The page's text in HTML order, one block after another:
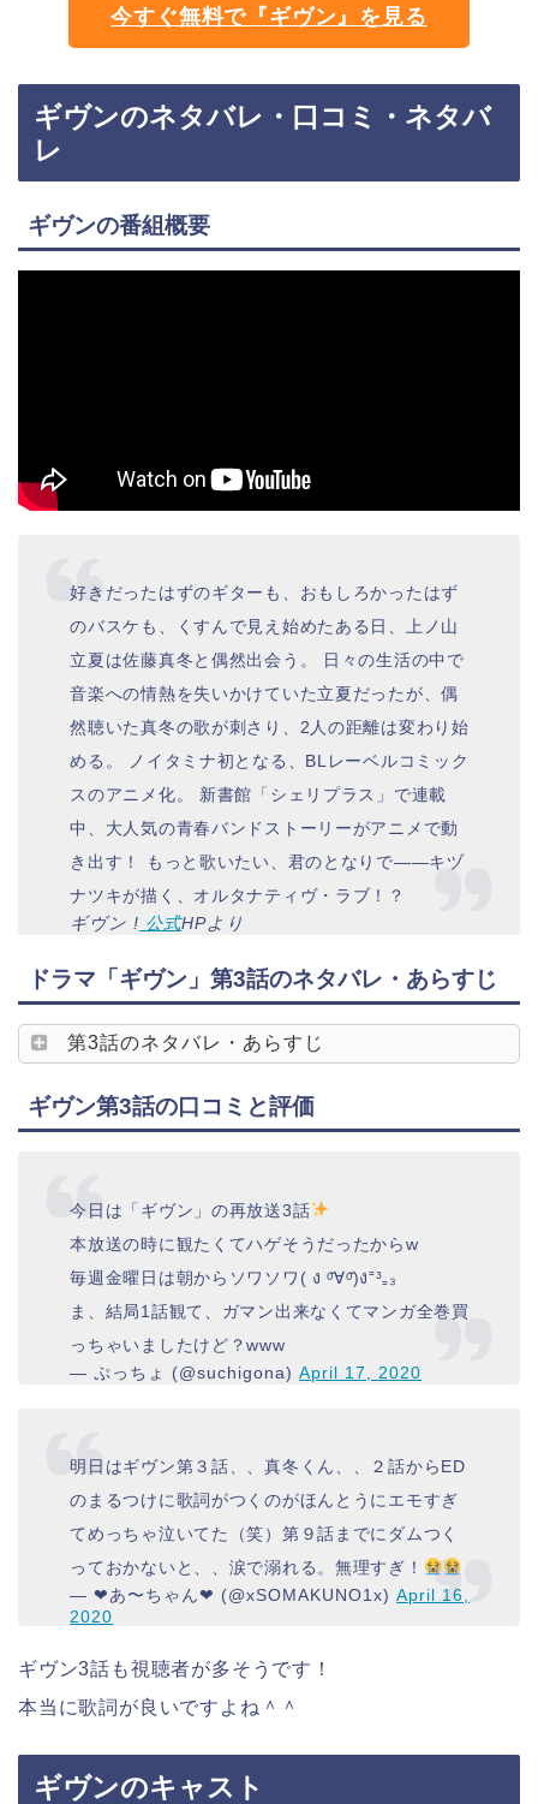
今すぐ無料で『ギヴン』を見る
ギヴンのネタバレ・口コミ・ネタバ
レ
ギヴンの番組概要
好きだったはずのギターも、おもしろかったはず
のバスケも、くすんで見え始めたある日、上ノ山
立夏は佐藤真冬と偶然出会う。 日々の生活の中で
音楽への情熱を失いかけていた立夏だったが、偶
然聴いた真冬の歌が刺さり、2人の距離は変わり始
める。 ノイタミナ初となる、BLレーベルコミック
スのアニメ化。 新書館「シェリプラス」で連載
中、大人気の青春バンドストーリーがアニメで動
き出す！ もっと歌いたい、君のとなりで――キヅ
ナツキが描く、オルタナティヴ・ラブ！？
ギヴン ! 公式HPより
ドラマ「ギヴン」第3話のネタバレ・あらすじ
第3話のネタバレ・あらすじ
ギヴン第3話の口コミと評価
今日は「ギヴン」の再放送3話
本放送の時に観たくてハゲそうだったからw
毎週金曜日は朝からソワソワ( ง ᵒ̌∀ᵒ̌)ง⁼³₌₃
ま、結局1話観て、ガマン出来なくてマンガ全巻買
っちゃいましたけど？www
— ぷっちょ (@suchigona)April 17, 2020
明日はギヴン第３話、、真冬くん、、２話からED
のまるつけに歌詞がつくのがほんとうにエモすぎ
てめっちゃ泣いてた（笑）第９話までにダムつく
っておかないと、、涙で溺れる。無理すぎ！
— ❤︎あ〜ちゃん❤︎ (@xSOMAKUNO1x)April 16,
2020
ギヴン3話も視聴者が多そうです！
本当に歌詞が良いですよね＾＾
ギヴンのキャスト